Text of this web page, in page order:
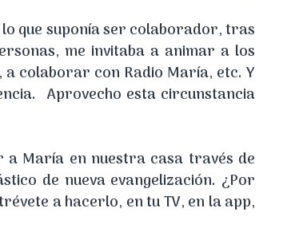
que suponía ser colaborador, tras
me invitaba a animar a los
colaborar con Radio María, etc. Y
Aprovecho esta circunstancia
María en nuestra casa través de
de nueva evangelización. ¿Por
a hacerlo, en tu TV, en la app,